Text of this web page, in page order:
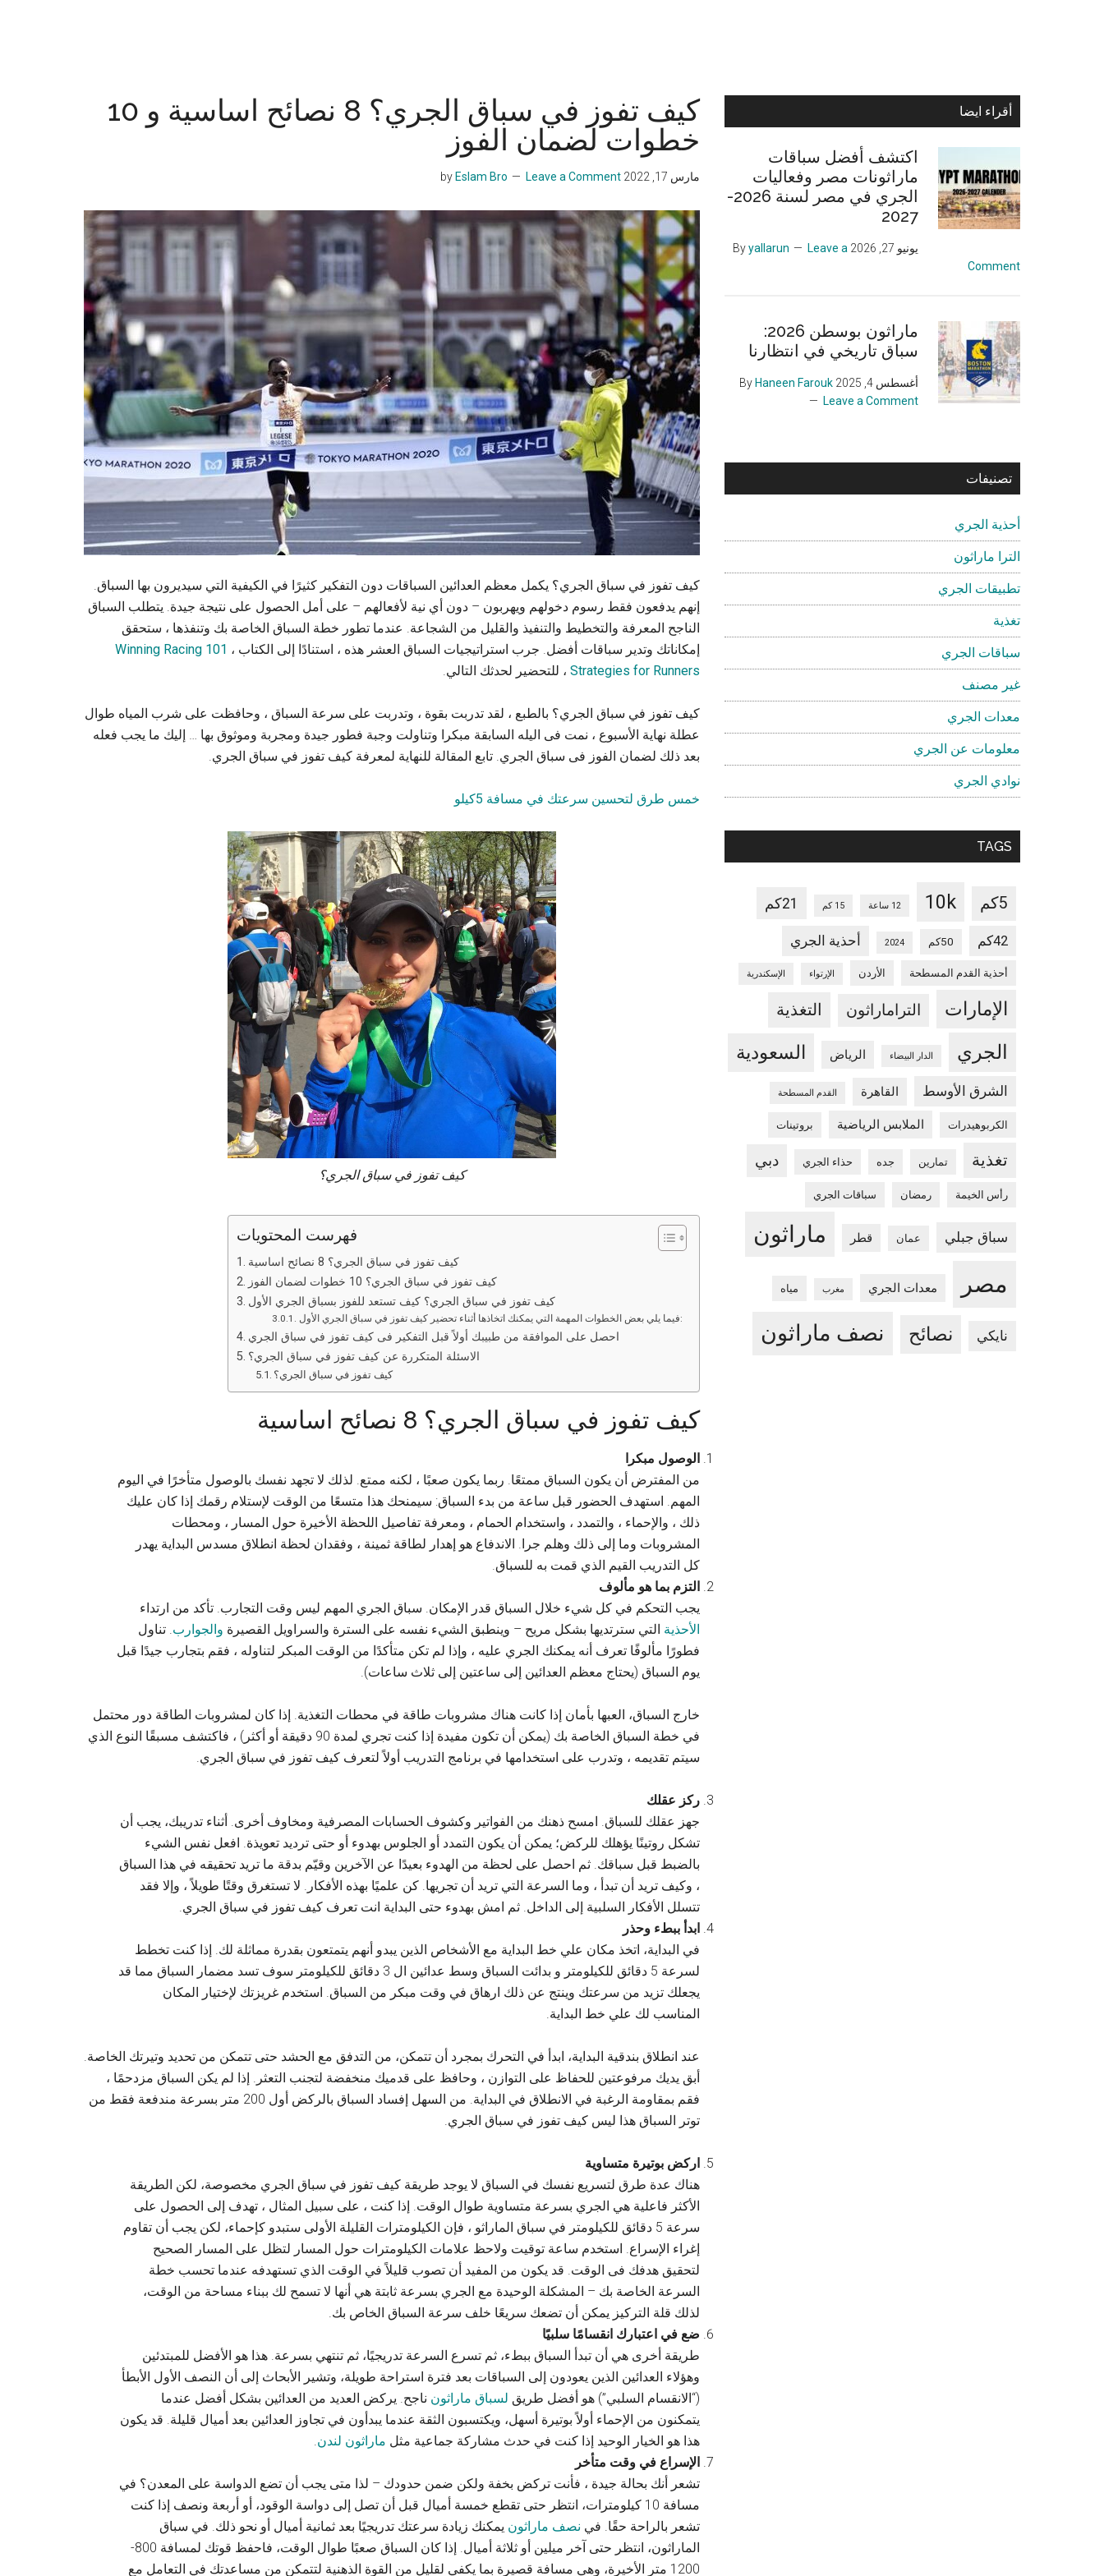
كيف تفوز في سباق الجري؟ 8 نصائح اساسية و 10
خطوات لضمان الفوز
مارس 17, 2022 Eslam Bro Leave a Comment
كيف تفوز في سباق الجري؟ يكمل معظم العدائين السباقات دون التفكير كثيرًا في الكيفية التي سيديرون بها السباق.
إنهم يدفعون فقط رسوم دخولهم ويهربون – دون أي نية لأفعالهم – على أمل الحصول على نتيجة جيدة. يتطلب السباق
الناجح المعرفة والتخطيط والتنفيذ والقليل من الشجاعة. عندما تطور خطة السباق الخاصة بك وتنفذها ، ستحقق
إمكاناتك وتدير سباقات أفضل. جرب استراتيجيات السباق العشر هذه ، استنادًا إلى الكتاب ،
101 Winning Racing
Strategies for Runners ، للتحضير لحدثك التالي.
كيف تفوز في سباق الجري؟ بالطبع ، لقد تدربت بقوة ، وتدربت على سرعة السباق ، وحافظت على شرب المياه طوال
عطلة نهاية الأسبوع ، نمت فى اليله السابقة مبكرا وتناولت وجبة فطور جيدة ومجربة وموثوق بها … إليك ما يجب فعله
بعد ذلك لضمان الفوز فى سباق الجري. تابع المقالة للنهاية لمعرفة كيف تفوز في سباق الجري.
خمس طرق لتحسين سرعتك في مسافة 5كيلو
كيف تفوز في سباق الجري؟
فهرست المحتويات
كيف تفوز في سباق الجري؟ 8 نصائح اساسية
كيف تفوز في سباق الجري؟ 10 خطوات لضمان الفوز
كيف تفوز في سباق الجري؟ كيف تستعد للفوز بسباق الجري الأول
فيما يلي بعض الخطوات المهمة التي يمكنك اتخاذها أثناء تحضير كيف تفوز في سباق الجري الأول:
احصل على الموافقة من طبيبك أولاً قبل التفكير فى كيف تفوز في سباق الجري
الاسئلة المتكررة عن كيف تفوز في سباق الجري؟
كيف تفوز في سباق الجري؟
كيف تفوز في سباق الجري؟ 8 نصائح اساسية
الوصول مبكرا
من المفترض أن يكون السباق ممتعًا. ربما يكون صعبًا ، لكنه ممتع. لذلك لا تجهد نفسك بالوصول متأخرًا في اليوم
المهم. استهدف الحضور قبل ساعة من بدء السباق: سيمنحك هذا متسعًا من الوقت لإستلام رقمك إذا كان عليك
ذلك ، والإحماء ، والتمدد ، واستخدام الحمام ، ومعرفة تفاصيل اللحظة الأخيرة حول المسار ، ومحطات
المشروبات وما إلى ذلك وهلم جرا. الاندفاع هو إهدار لطاقة ثمينة ، وفقدان لحظة انطلاق مسدس البداية يهدر
كل التدريب القيم الذي قمت به للسباق.
التزم بما هو مألوف
يجب التحكم في كل شيء خلال السباق قدر الإمكان. سباق الجري المهم ليس وقت التجارب. تأكد من ارتداء
الأحذية التي سترتديها بشكل مريح – وينطبق الشيء نفسه على السترة والسراويل القصيرة والجوارب. تناول
فطورًا مألوفًا تعرف أنه يمكنك الجري عليه ، وإذا لم تكن متأكدًا من الوقت المبكر لتناوله ، فقم بتجارب جيدًا قبل
يوم السباق (يحتاج معظم العدائين إلى ساعتين إلى ثلاث ساعات).
خارج السباق، العبها بأمان إذا كانت هناك مشروبات طاقة في محطات التغذية. إذا كان لمشروبات الطاقة دور محتمل
في خطة السباق الخاصة بك (يمكن أن تكون مفيدة إذا كنت تجري لمدة 90 دقيقة أو أكثر) ، فاكتشف مسبقًا النوع الذي
سيتم تقديمه ، وتدرب على استخدامها في برنامج التدريب أولاً لتعرف كيف تفوز في سباق الجري.
ركز عقلك
جهز عقلك للسباق. امسح ذهنك من الفواتير وكشوف الحسابات المصرفية ومخاوف أخرى. أثناء تدريبك، يجب أن
تشكل روتينًا يؤهلك للركض؛ يمكن أن يكون التمدد أو الجلوس بهدوء أو حتى ترديد تعويذة. افعل نفس الشيء
بالضبط قبل سباقك. ثم احصل على لحظة من الهدوء بعيدًا عن الآخرين وقيّم بدقة ما تريد تحقيقه في هذا السباق
، وكيف تريد أن تبدأ ، وما السرعة التي تريد أن تجريها. كن علميًا بهذه الأفكار. لا تستغرق وقتًا طويلاً ، وإلا فقد
تتسلل الأفكار السلبية إلى الداخل. ثم امش بهدوء حتى البداية انت تعرف كيف تفوز في سباق الجري.
ابدأ ببطء وحذر
في البداية، اتخذ مكان علي خط البداية مع الأشخاص الذين يبدو أنهم يتمتعون بقدرة مماثلة لك. إذا كنت تخطط
لسرعة 5 دقائق للكيلومتر و بدائت السباق وسط عدائين ال 3 دقائق للكيلومتر سوف تسد مضمار السباق مما قد
يجعلك تزيد من سرعتك وينتج عن ذلك ارهاق في وقت مبكر من السباق. استخدم غريزتك لإختيار المكان
المناسب لك علي خط البداية.
عند انطلاق بندقية البداية، ابدأ في التحرك بمجرد أن تتمكن، من التدفق مع الحشد حتى تتمكن من تحديد وتيرتك الخاصة.
أبق يديك مرفوعتين للحفاظ على التوازن ، وحافظ على قدميك منخفضة لتجنب التعثر. إذا لم يكن السباق مزدحمًا ،
فقم بمقاومة الرغبة في الانطلاق في البداية. من السهل إفساد السباق بالركض أول 200 متر بسرعة مندفعة فقط من
توتر السباق هذا ليس كيف تفوز في سباق الجري.
اركض بوتيرة متساوية
هناك عدة طرق لتسريع نفسك في السباق لا يوجد طريقة كيف تفوز في سباق الجري مخصوصة، لكن الطريقة
الأكثر فاعلية هي الجري بسرعة متساوية طوال الوقت. إذا كنت ، على سبيل المثال ، تهدف إلى الحصول على
سرعة 5 دقائق للكيلومتر في سباق الماراثو ، فإن الكيلومترات القليلة الأولى ستبدو كإحماء، لكن يجب أن تقاوم
إغراء الإسراع. استخدم ساعة توقيت ولاحظ علامات الكيلومترات حول المسار لتظل على المسار الصحيح
لتحقيق هدفك فى الوقت. قد يكون من المفيد أن تصوب قليلاً في الوقت الذي تستهدفه عندما تحسب خطة
السرعة الخاصة بك – المشكلة الوحيدة مع الجري بسرعة ثابتة هي أنها لا تسمح لك ببناء مساحة من الوقت،
لذلك قلة التركيز يمكن أن تضعك سريعًا خلف سرعة السباق الخاص بك.
ضع في اعتبارك انقسامًا سلبيًا
طريقة أخرى هي أن تبدأ السباق ببطء، ثم تسرع السرعة تدريجيًا، ثم تنتهي بسرعة. هذا هو الأفضل للمبتدئين
وهؤلاء العدائين الذين يعودون إلى السباقات بعد فترة استراحة طويلة، وتشير الأبحاث إلى أن النصف الأول الأبطأ
(“الانقسام السلبي”) هو أفضل طريق لسباق ماراثون ناجح. يركض العديد من العدائين بشكل أفضل عندما
يتمكنون من الإحماء أولاً بوتيرة أسهل، ويكتسبون الثقة عندما يبدأون في تجاوز العدائين بعد أميال قليلة. قد يكون
هذا هو الخيار الوحيد إذا كنت في حدث مشاركة جماعية مثل ماراثون لندن.
الإسراع في وقت متأخر
تشعر أنك بحالة جيدة ، فأنت تركض بخفة ولكن ضمن حدودك – لذا متى يجب أن تضع الدواسة على المعدن؟ في
مسافة 10 كيلومترات، انتظر حتى تقطع خمسة أميال قبل أن تصل إلى دواسة الوقود، أو أربعة ونصف إذا كنت
تشعر بالراحة حقًا. في نصف ماراثون يمكنك زيادة سرعتك تدريجيًا بعد ثمانية أميال أو نحو ذلك. في سباق
الماراثون، انتظر حتى آخر ميلين أو ثلاثة أميال. إذا كان السباق صعبًا طوال الوقت، فاحفظ قوتك لمسافة 800-
1200 متر الأخيرة، وهي مسافة قصيرة بما يكفي لقليل من القوة الذهنية لتتمكن من مساعدتك في التعامل مع
Primary
أقراء ايضا
اكتشف أفضل سباقات
ماراثونات مصر وفعاليات
الجري في مصر لسنة 2026-
2027
يونيو 27, 2026 yallarun
Leave a
Comment
ماراثون بوسطن 2026:
سباق تاريخي في انتظارنا
أغسطس 4, 2025
Haneen Farouk
Leave a Comment
تصنيفات
أحذية الجري
الترا ماراثون
تطبيقات الجري
تغذية
سباقات الجري
غير مصنف
معدات الجري
معلومات عن الجري
نوادي الجري
TAGS
5كم 10k 12 ساعة 15 كم 21كم
42كم 50كم 2024 أحذية الجري
أحذية القدم المسطحة الأردن الإرتواء الإسكندرية
الإمارات التراماراثون التغذية
الجري الدار البيضاء الرياض السعودية
الشرق الأوسط القاهرة القدم المسطحة
الكربوهيدرات الملابس الرياضية بروتينات
تغذية تمارين جده حذاء الجري دبي
رأس الخيمة رمضان سباقات الجري
سباق جبلي عمان قطر ماراثون
مصر معدات الجري مغرب مياه
نايكي نصائح نصف ماراثون